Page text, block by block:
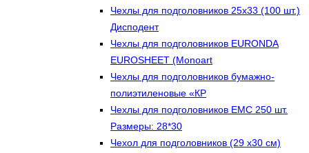
Чехлы для подголовников 25х33 (100 шт.)
Дисподент
Чехлы для подголовников EURONDA
EUROSHEET (Monoart
Чехлы для подголовников бумажно-
полиэтиленовые «КР
Чехлы для подголовников ЕМС 250 шт.
Размеры: 28*30
Чехол для подголовников (29 х30 см)